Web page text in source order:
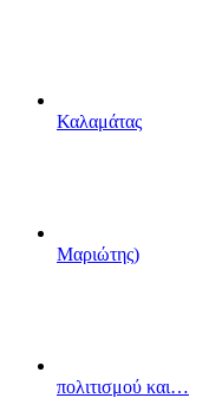
Καλαμάτας
Μαριώτης)
πολιτισμού και…